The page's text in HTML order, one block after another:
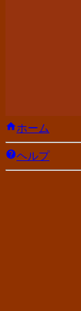
ホーム
ヘルプ